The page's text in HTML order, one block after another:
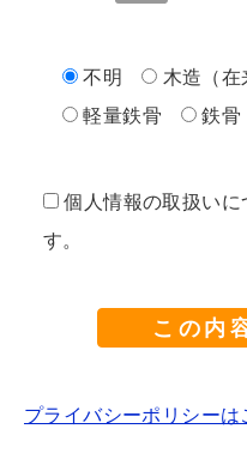
不明 木造（在
軽量鉄骨
鉄骨
個人情報の取扱いに
す。
プライバシーポリシーは